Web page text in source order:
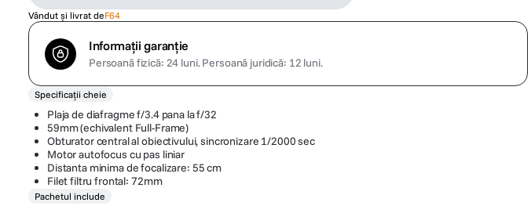
Vândut și livrat deF64
Informații garanție
Persoană fizică: 24 luni.Persoană juridică: 12 luni.
Specificații cheie
Plaja de diafragme f/3.4 pana la f/32
59mm (echivalent Full-Frame)
Obturator central al obiectivului, sincronizare 1/2000 sec
Motor autofocus cu pas liniar
Distanta minima de focalizare: 55 cm
Filet filtru frontal: 72mm
Pachetul include